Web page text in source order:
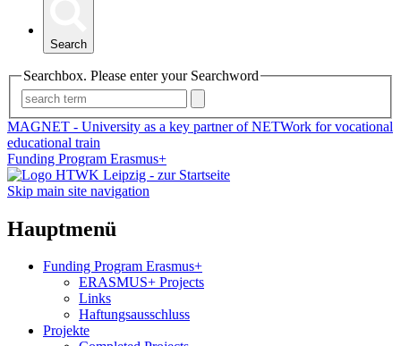
Search
Searchbox. Please enter your Searchword
MAGNET - University as a key partner of NETWork for vocational
educational train
Funding Program Erasmus+
Skip main site navigation
Hauptmenü
Funding Program Erasmus+
ERASMUS+ Projects
Links
Haftungsausschluss
Projekte